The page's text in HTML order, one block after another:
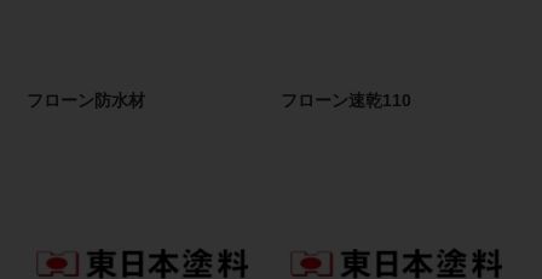
フローン防水材 フローン速乾110